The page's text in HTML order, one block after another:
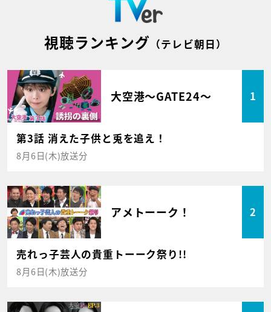
視聴ランキング （テレビ朝日）
大空港～GATE24～ 1
第3話 消えた子供と兎を追え！
8月6日(木)放送分
アメトーーク！ 2
売れっ子芸人の貴重トーーク祭り!!
8月6日(木)放送分